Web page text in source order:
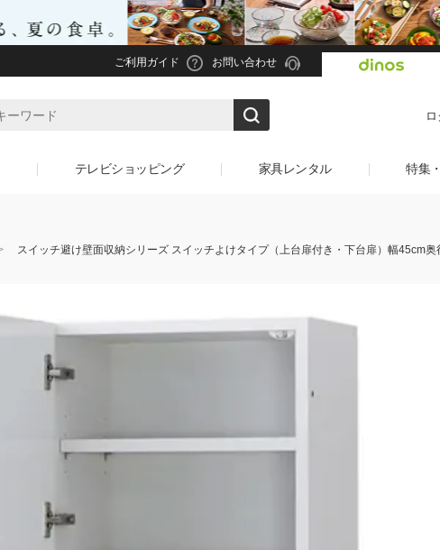
ご利用ガイド お問い合わせ
テレビショッピング 家具レンタル 特集
スイッチ避け壁面収納シリーズ スイッチよけタイプ（上台扉付き・下台扉）幅45cm奥